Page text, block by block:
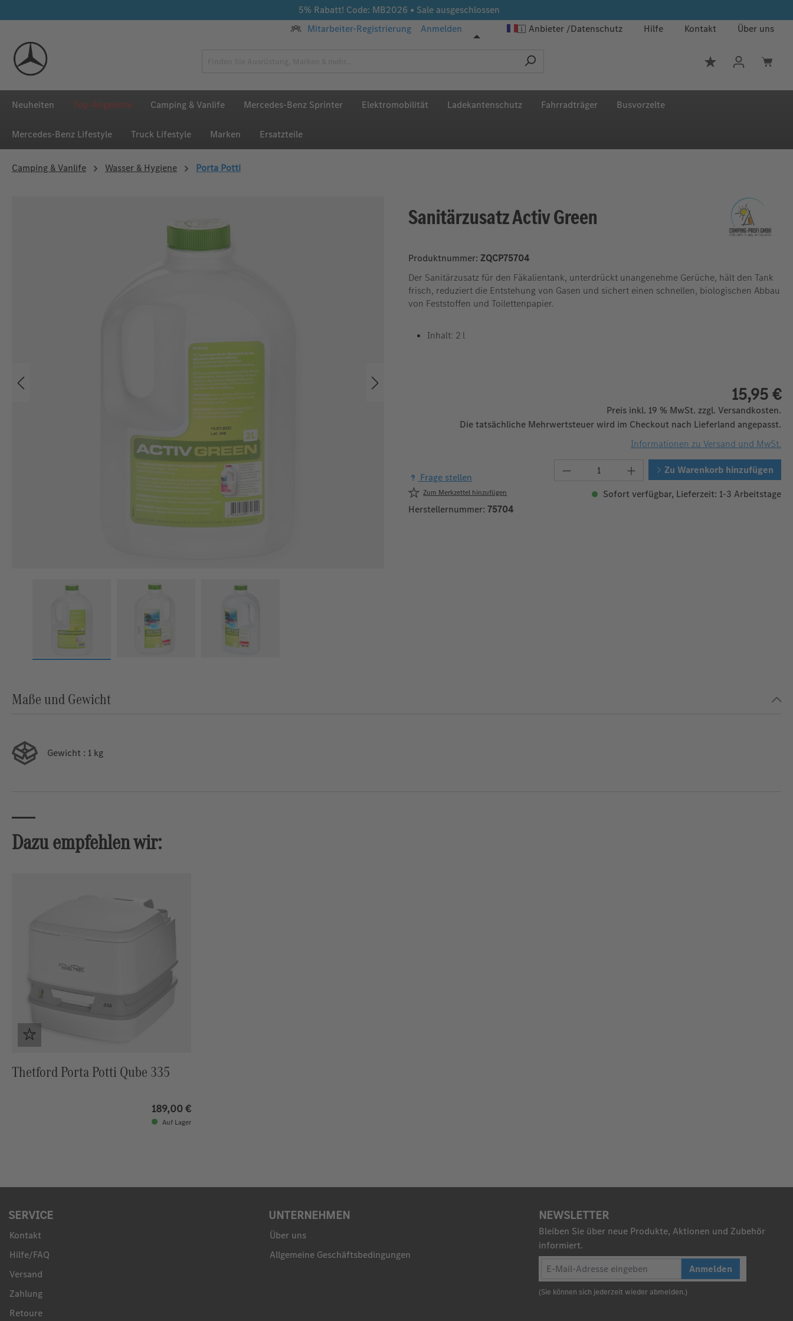
5% Rabatt! Code: MB2026 • Sale ausgeschlossen
Mitarbeiter-Registrierung
Anmelden Anbieter Datenschutz Hilfe Kontakt Über uns
Du hast 0
Neuheiten Top-Angebote Camping & Vanlife Mercedes-Benz Sprinter Elektromobilität Ladekantenschutz Fahrradträger Busvorzelte
Mercedes‑Benz Lifestyle Truck Lifestyle Marken Ersatzteile
Camping & Vanlife Wasser & Hygiene Porta Potti
Sanitärzusatz Activ Green
Produktnummer: ZQCP75704
Der Sanitärzusatz für den Fäkalientank, unterdrückt unangenehme Gerüche, hält den Tank
frisch, reduziert die Entstehung von Gasen und sichert einen schnellen, biologischen Abbau
von Feststoffen und Toilettenpapier.
Inhalt: 2 l
15,95 €
Preis inkl. 19 % MwSt. zzgl. Versandkosten.
Die tatsächliche Mehrwertsteuer wird im Checkout nach Lieferland angepasst.
Informationen zu Versand und MwSt.
Produkt Anzahl: Gib denZu Warenkorb hinzufügen
Frage stellen
Zum Merkzettel hinzufügen
Sofort verfügbar, Lieferzeit: 1-3 Arbeitstage
Herstellernummer: 75704
Maße und Gewicht
Gewicht : 1 kg
Dazu empfehlen wir:
Thetford Porta Potti Qube 335
189,00 €
Auf Lager
SERVICE
Kontakt
Hilfe/FAQ
Versand
Zahlung
Retoure
UNTERNEHMEN
Über uns
Allgemeine Geschäftsbedingungen
NEWSLETTER
Bleiben Sie über neue Produkte, Aktionen und Zubehör
informiert.
Anmelden
(Sie können sich jederzeit wieder abmelden.)